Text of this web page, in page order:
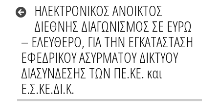
ΗΛΕΚΤΡΟΝΙΚΟΣ ΑΝΟΙΚΤΟΣ
ΔΙΕΘΝΗΣ ΔΙΑΓΩΝΙΣΜΟΣ ΣΕ ΕΥΡΩ
– ΕΛΕΥΘΕΡΟ, ΓΙΑ ΤΗΝ ΕΓΚΑΤΑΣΤΑΣΗ
ΕΦΕΔΡΙΚΟΥ ΑΣΥΡΜΑΤΟΥ ΔΙΚΤΥΟΥ
ΔΙΑΣΥΝΔΕΣΗΣ ΤΩΝ ΠΕ.ΚΕ. και
Ε.Σ.ΚΕ.ΔΙ.Κ.